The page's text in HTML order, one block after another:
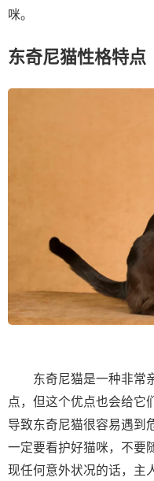
咪。
东奇尼猫性格特点
东奇尼猫是一种非常亲
点，但这个优点也会给它
导致东奇尼猫很容易遇到
一定要看护好猫咪，不要
现任何意外状况的话，主